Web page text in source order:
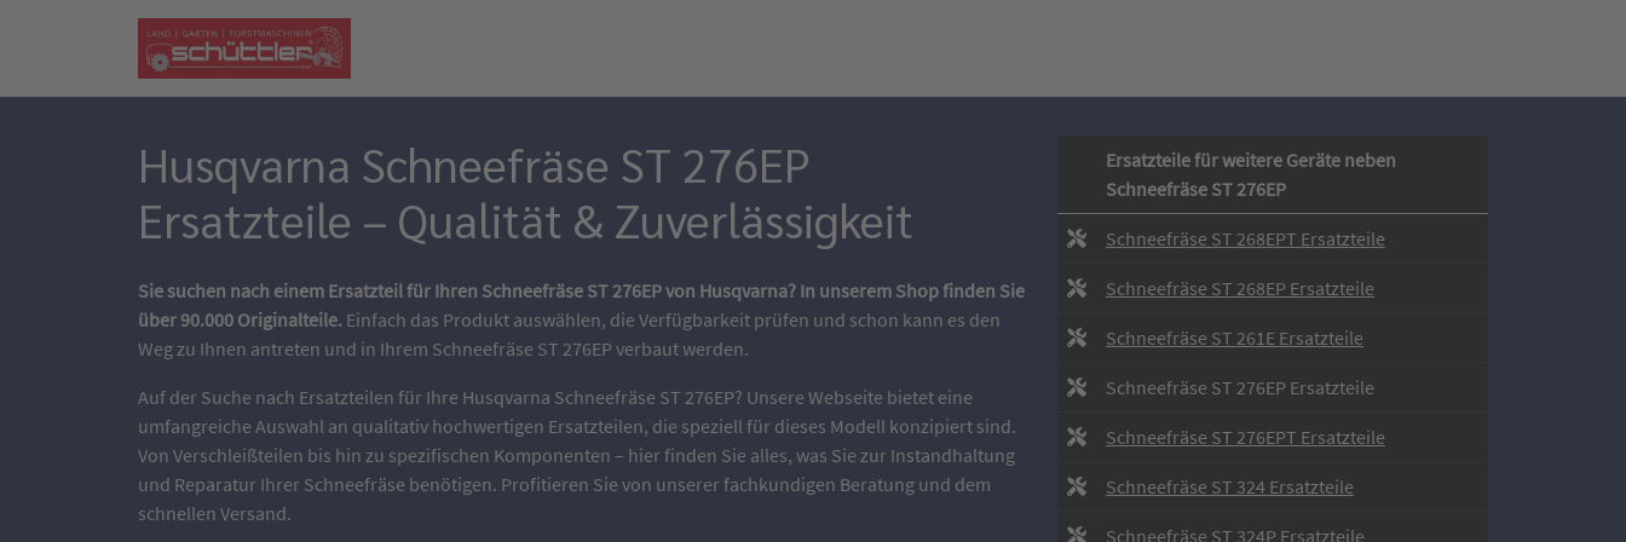
Husqvarna Schneefräse ST 276EP
Ersatzteile – Qualität & Zuverlässigkeit
Sie suchen nach einem Ersatzteil für Ihren Schneefräse ST 276EP von Husqvarna? In unserem Shop finden Sie
über 90.000 Originalteile. Einfach das Produkt auswählen, die Verfügbarkeit prüfen und schon kann es den
Weg zu Ihnen antreten und in Ihrem Schneefräse ST 276EP verbaut werden.
Auf der Suche nach Ersatzteilen für Ihre Husqvarna Schneefräse ST 276EP? Unsere Webseite bietet eine
umfangreiche Auswahl an qualitativ hochwertigen Ersatzteilen, die speziell für dieses Modell konzipiert sind.
Von Verschleißteilen bis hin zu spezifischen Komponenten – hier finden Sie alles, was Sie zur Instandhaltung
und Reparatur Ihrer Schneefräse benötigen. Profitieren Sie von unserer fachkundigen Beratung und dem
schnellen Versand.
Ersatzteile für weitere Geräte neben
Schneefräse ST 276EP
Schneefräse ST 268EPT Ersatzteile
Schneefräse ST 268EP Ersatzteile
Schneefräse ST 261E Ersatzteile
Schneefräse ST 276EP Ersatzteile
Schneefräse ST 276EPT Ersatzteile
Schneefräse ST 324 Ersatzteile
Schneefräse ST 324P Ersatzteile